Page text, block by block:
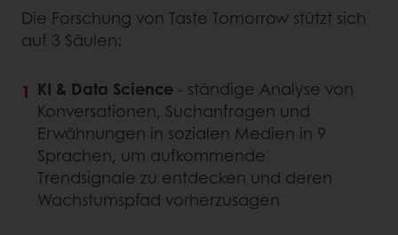
Die Forschung von Taste Tomorrow stützt sich
auf 3 Säulen:
KI & Data Science - ständige Analyse von
Konversationen, Suchanfragen und
Erwähnungen in sozialen Medien in 9
Sprachen, um aufkommende
Trendsignale zu entdecken und deren
Wachstumspfad vorherzusagen